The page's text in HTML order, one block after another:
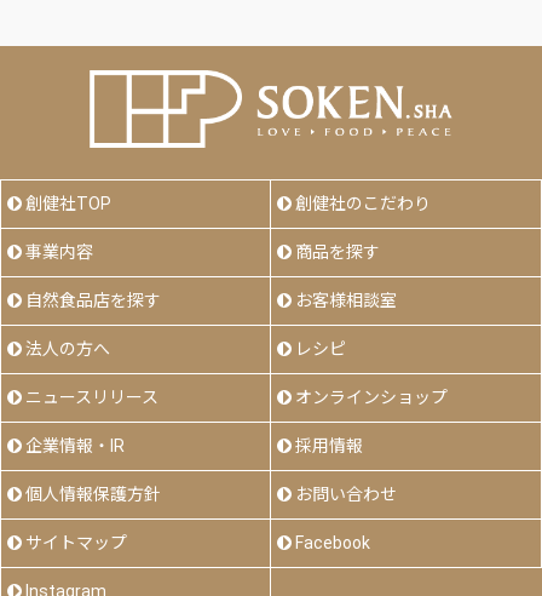
創健社TOP 創健社のこだわり
事業内容 商品を探す
自然食品店を探す お客様相談室
法人の方へ レシピ
ニュースリリース オンラインショップ
企業情報・IR 採用情報
個人情報保護方針 お問い合わせ
サイトマップ Facebook
Instagram